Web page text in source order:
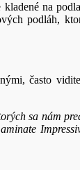
na
podláh,
často
sa nám